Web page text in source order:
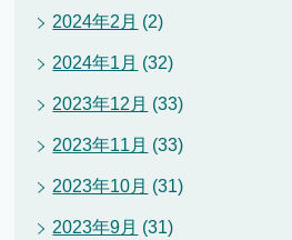
2024年2月 (2)
2024年1月 (32)
2023年12月 (33)
2023年11月 (33)
2023年10月 (31)
2023年9月 (31)